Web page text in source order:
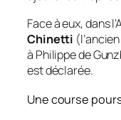
Face à eux, dans
Chinetti
à Philippe de
est déclarée.
Une course